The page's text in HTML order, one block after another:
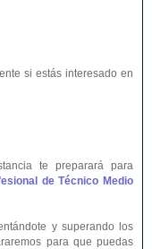
si estás interesado en
te preparará para
de Técnico Medio
y superando los
para que puedas